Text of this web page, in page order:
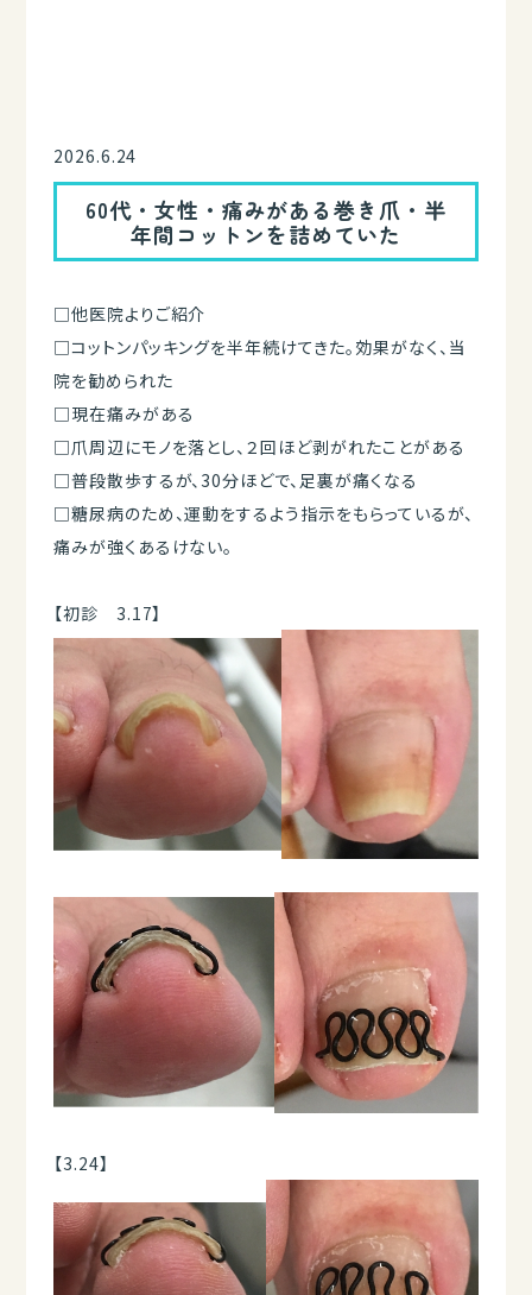
2026.6.24
60代・女性・痛みがある巻き爪・半
年間コットンを詰めていた
□他医院よりご紹介
□コットンパッキングを半年続けてきた。効果がなく、当
院を勧められた
□現在痛みがある
□爪周辺にモノを落とし、２回ほど剥がれたことがある
□普段散歩するが、30分ほどで、足裏が痛くなる
□糖尿病のため、運動をするよう指示をもらっているが、
痛みが強くあるけない。
【初診 3.17】
【3.24】